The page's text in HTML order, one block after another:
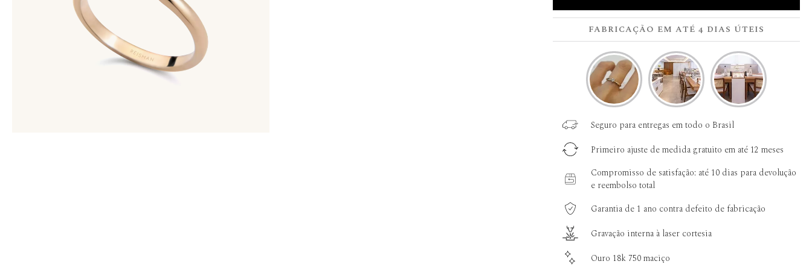
FABRICAÇÃO EM ATÉ 4 DIAS ÚTEIS
Seguro para entregas em todo o Brasil
Primeiro ajuste de medida gratuito em até 12 meses
Compromisso de satisfação: até 10 dias para devolução
e reembolso total
Garantia de 1 ano contra defeito de fabricação
Gravação interna à laser cortesia
Ouro 18k 750 maciço